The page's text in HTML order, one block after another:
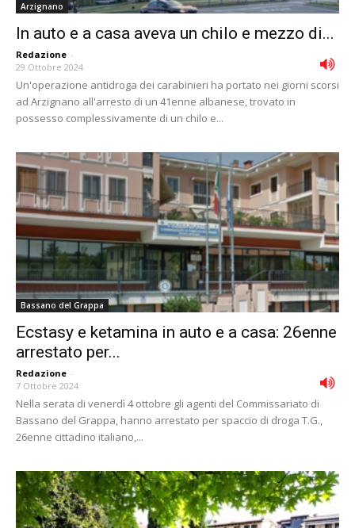
Arzignano
In auto e a casa aveva un chilo e mezzo di...
Redazione -
29 Ottobre 2024
Un'operazione antidroga dei carabinieri ha portato nei giorni scorsi
ad Arzignano all'arresto di un 41enne albanese, trovato in
possesso complessivamente di un chilo e...
Bassano del Grappa
Ecstasy e ketamina in auto e a casa: 26enne
arrestato per...
Redazione -
7 Ottobre 2024
Nella serata di venerdì 4 ottobre gli agenti del Commissariato di
Bassano del Grappa, hanno arrestato per spaccio di droga T.G.,
26enne cittadino italiano,...